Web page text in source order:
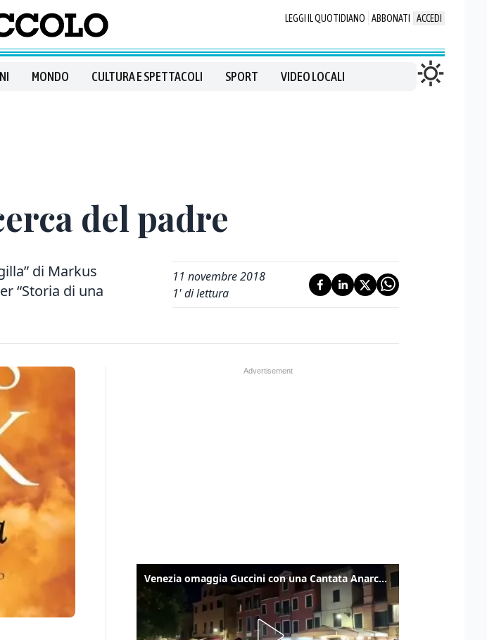
LEGGI IL QUOTIDIANO ABBONATI ACCEDI
MONDO CULTURA E SPETTACOLI SPORT VIDEO LOCALI
del padre
di Markus
“Storia di una
11 novembre 2018
1' di lettura
Venezia omaggia Guccini con una Cantata Anarchica in campo Santa Margherita